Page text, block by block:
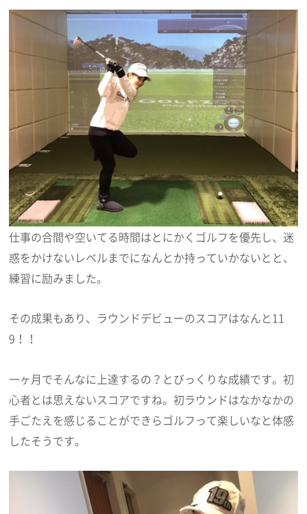
仕事の合間や空いてる時間はとにかくゴルフを優先し、迷
惑をかけないレベルまでになんとか持っていかないとと、
練習に励みました。
その成果もあり、ラウンドデビューのスコアはなんと11
9！！
一ヶ月でそんなに上達するの？とびっくりな成績です。初
心者とは思えないスコアですね。初ラウンドはなかなかの
手ごたえを感じることができらゴルフって楽しいなと体感
したそうです。